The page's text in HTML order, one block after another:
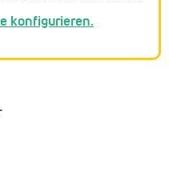
konfigurieren.